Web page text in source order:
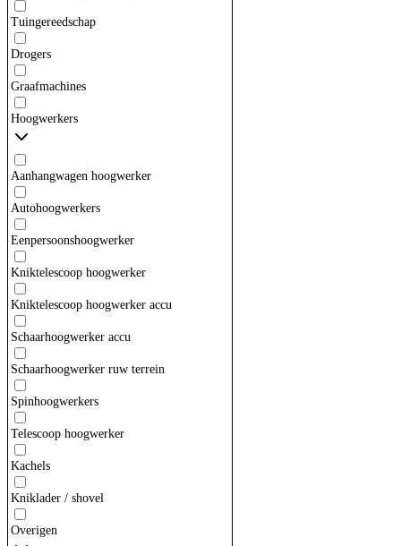
Tuingereedschap
Drogers
Graafmachines
Hoogwerkers
Aanhangwagen hoogwerker
Autohoogwerkers
Eenpersoonshoogwerker
Kniktelescoop hoogwerker
Kniktelescoop hoogwerker accu
Schaarhoogwerker accu
Schaarhoogwerker ruw terrein
Spinhoogwerkers
Telescoop hoogwerker
Kachels
Kniklader / shovel
Overigen